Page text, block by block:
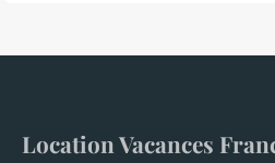
Location Vacances